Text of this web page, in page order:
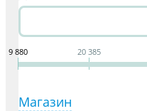
9 880 20 385
Магазин